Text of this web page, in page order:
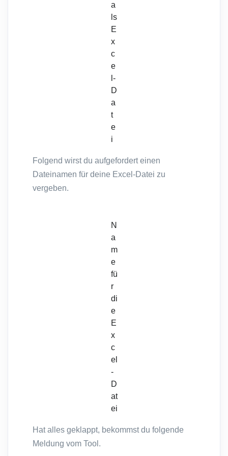
a
ls
E
x
c
e
l-
D
a
t
e
i
Folgend wirst du aufgefordert einen
Dateinamen für deine Excel-Datei zu
vergeben.
N
a
m
e
fü
r
di
e
E
x
c
el
-
D
at
ei
Hat alles geklappt, bekommst du folgende
Meldung vom Tool.